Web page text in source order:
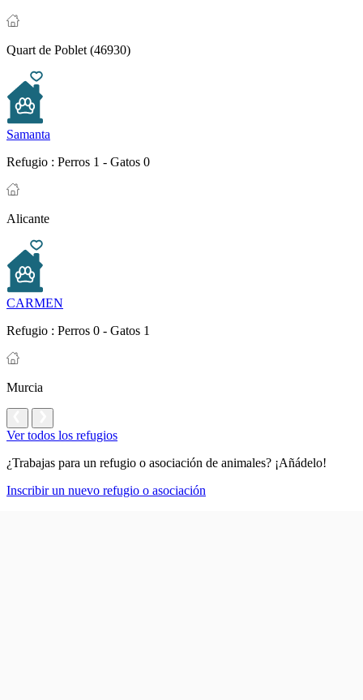
Quart de Poblet (46930)
Samanta
Refugio : Perros 1 - Gatos 0
Alicante
CARMEN
Refugio : Perros 0 - Gatos 1
Murcia
Ver todos los refugios
¿Trabajas para un refugio o asociación de animales? ¡Añádelo!
Inscribir un nuevo refugio o asociación